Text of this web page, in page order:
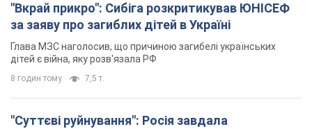
"Вкрай прикро": Сибіга розкритикував ЮНІСЕФ
за заяву про загиблих дітей в Україні
Глава МЗС наголосив, що причиною загибелі українських
дітей є війна, яку розв'язала РФ
8 годин тому 7,5 т.
"Суттєві руйнування": Росія завдала